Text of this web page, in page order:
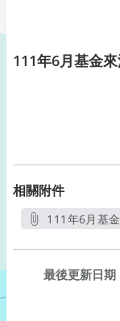
111年6月基金
相關附件
111年6月基
最後更新日期